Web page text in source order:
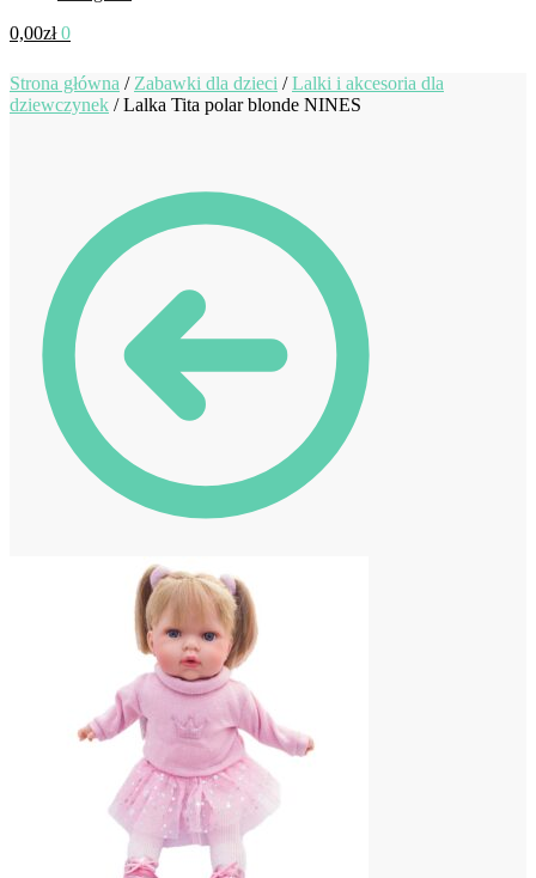
0,00zł 0
Strona główna / Zabawki dla dzieci /Lalki i akcesoria dla
dziewczynek /Lalka Tita polar blonde NINES